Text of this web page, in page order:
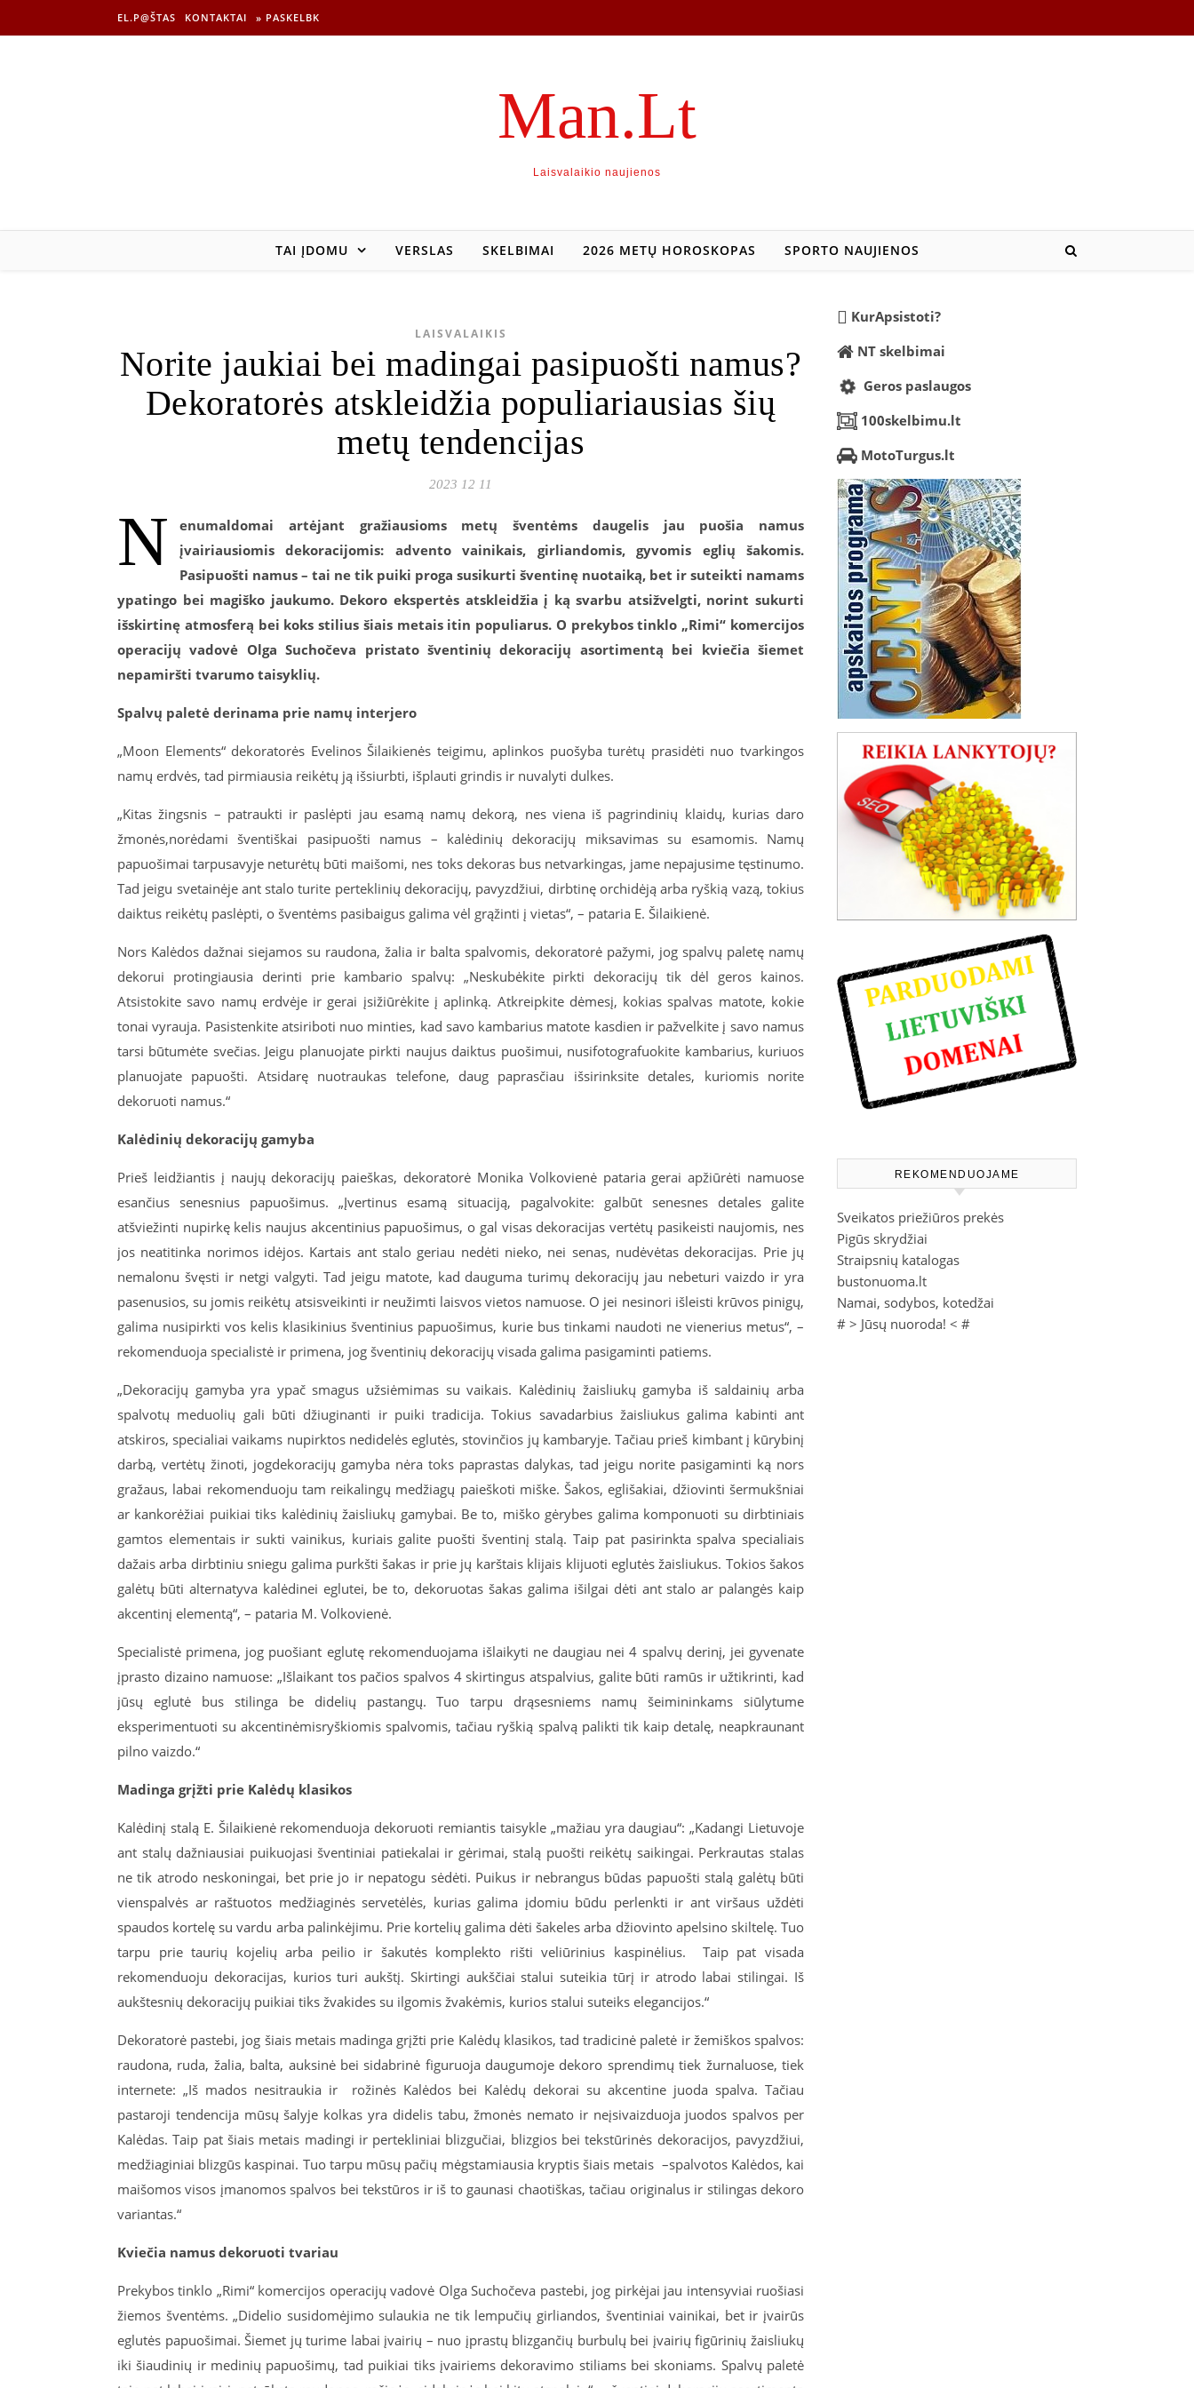
EL.P@ŠTAS KONTAKTAI » PASKELBK
Man.Lt
Laisvalaikio naujienos
TAI ĮDOMU VERSLAS SKELBIMAI 2026 METŲ HOROSKOPAS SPORTO NAUJIENOS
LAISVALAIKIS
Norite jaukiai bei madingai pasipuošti namus?
Dekoratorės atskleidžia populiariausias šių
metų tendencijas
2023 12 11
N enumaldomai artėjant gražiausioms metų šventėms daugelis jau puošia namus
įvairiausiomis dekoracijomis: advento vainikais, girliandomis, gyvomis eglių šakomis.
Pasipuošti namus – tai ne tik puiki proga susikurti šventinę nuotaiką, bet ir suteikti namams
ypatingo bei magiško jaukumo. Dekoro ekspertės atskleidžia į ką svarbu atsižvelgti, norint sukurti
išskirtinę atmosferą bei koks stilius šiais metais itin populiarus. O prekybos tinklo „Rimi“ komercijos
operacijų vadovė Olga Suchočeva pristato šventinių dekoracijų asortimentą bei kviečia šiemet
nepamiršti tvarumo taisyklių.
Spalvų paletė derinama prie namų interjero
„Moon Elements“ dekoratorės Evelinos Šilaikienės teigimu, aplinkos puošyba turėtų prasidėti nuo tvarkingos
namų erdvės, tad pirmiausia reikėtų ją išsiurbti, išplauti grindis ir nuvalyti dulkes.
„Kitas žingsnis – patraukti ir paslėpti jau esamą namų dekorą, nes viena iš pagrindinių klaidų, kurias daro
žmonės,norėdami šventiškai pasipuošti namus – kalėdinių dekoracijų miksavimas su esamomis. Namų
papuošimai tarpusavyje neturėtų būti maišomi, nes toks dekoras bus netvarkingas, jame nepajusime tęstinumo.
Tad jeigu svetainėje ant stalo turite perteklinių dekoracijų, pavyzdžiui, dirbtinę orchidėją arba ryškią vazą, tokius
daiktus reikėtų paslėpti, o šventėms pasibaigus galima vėl grąžinti į vietas“, – pataria E. Šilaikienė.
Nors Kalėdos dažnai siejamos su raudona, žalia ir balta spalvomis, dekoratorė pažymi, jog spalvų paletę namų
dekorui protingiausia derinti prie kambario spalvų: „Neskubėkite pirkti dekoracijų tik dėl geros kainos.
Atsistokite savo namų erdvėje ir gerai įsižiūrėkite į aplinką. Atkreipkite dėmesį, kokias spalvas matote, kokie
tonai vyrauja. Pasistenkite atsiriboti nuo minties, kad savo kambarius matote kasdien ir pažvelkite į savo namus
tarsi būtumėte svečias. Jeigu planuojate pirkti naujus daiktus puošimui, nusifotografuokite kambarius, kuriuos
planuojate papuošti. Atsidarę nuotraukas telefone, daug paprasčiau išsirinksite detales, kuriomis norite
dekoruoti namus.“
Kalėdinių dekoracijų gamyba
Prieš leidžiantis į naujų dekoracijų paieškas, dekoratorė Monika Volkovienė pataria gerai apžiūrėti namuose
esančius senesnius papuošimus. „Įvertinus esamą situaciją, pagalvokite: galbūt senesnes detales galite
atšviežinti nupirkę kelis naujus akcentinius papuošimus, o gal visas dekoracijas vertėtų pasikeisti naujomis, nes
jos neatitinka norimos idėjos. Kartais ant stalo geriau nedėti nieko, nei senas, nudėvėtas dekoracijas. Prie jų
nemalonu švęsti ir netgi valgyti. Tad jeigu matote, kad dauguma turimų dekoracijų jau nebeturi vaizdo ir yra
pasenusios, su jomis reikėtų atsisveikinti ir neužimti laisvos vietos namuose. O jei nesinori išleisti krūvos pinigų,
galima nusipirkti vos kelis klasikinius šventinius papuošimus, kurie bus tinkami naudoti ne vienerius metus“, –
rekomenduoja specialistė ir primena, jog šventinių dekoracijų visada galima pasigaminti patiems.
„Dekoracijų gamyba yra ypač smagus užsiėmimas su vaikais. Kalėdinių žaisliukų gamyba iš saldainių arba
spalvotų meduolių gali būti džiuginanti ir puiki tradicija. Tokius savadarbius žaisliukus galima kabinti ant
atskiros, specialiai vaikams nupirktos nedidelės eglutės, stovinčios jų kambaryje. Tačiau prieš kimbant į kūrybinį
darbą, vertėtų žinoti, jogdekoracijų gamyba nėra toks paprastas dalykas, tad jeigu norite pasigaminti ką nors
gražaus, labai rekomenduoju tam reikalingų medžiagų paieškoti miške. Šakos, eglišakiai, džiovinti šermukšniai
ar kankorėžiai puikiai tiks kalėdinių žaisliukų gamybai. Be to, miško gėrybes galima komponuoti su dirbtiniais
gamtos elementais ir sukti vainikus, kuriais galite puošti šventinį stalą. Taip pat pasirinkta spalva specialiais
dažais arba dirbtiniu sniegu galima purkšti šakas ir prie jų karštais klijais klijuoti eglutės žaisliukus. Tokios šakos
galėtų būti alternatyva kalėdinei eglutei, be to, dekoruotas šakas galima išilgai dėti ant stalo ar palangės kaip
akcentinį elementą“, – pataria M. Volkovienė.
Specialistė primena, jog puošiant eglutę rekomenduojama išlaikyti ne daugiau nei 4 spalvų derinį, jei gyvenate
įprasto dizaino namuose: „Išlaikant tos pačios spalvos 4 skirtingus atspalvius, galite būti ramūs ir užtikrinti, kad
jūsų eglutė bus stilinga be didelių pastangų. Tuo tarpu drąsesniems namų šeimininkams siūlytume
eksperimentuoti su akcentinėmisryškiomis spalvomis, tačiau ryškią spalvą palikti tik kaip detalę, neapkraunant
pilno vaizdo.“
Madinga grįžti prie Kalėdų klasikos
Kalėdinį stalą E. Šilaikienė rekomenduoja dekoruoti remiantis taisykle „mažiau yra daugiau“: „Kadangi Lietuvoje
ant stalų dažniausiai puikuojasi šventiniai patiekalai ir gėrimai, stalą puošti reikėtų saikingai. Perkrautas stalas
ne tik atrodo neskoningai, bet prie jo ir nepatogu sėdėti. Puikus ir nebrangus būdas papuošti stalą galėtų būti
vienspalvės ar raštuotos medžiaginės servetėlės, kurias galima įdomiu būdu perlenkti ir ant viršaus uždėti
spaudos kortelę su vardu arba palinkėjimu. Prie kortelių galima dėti šakeles arba džiovinto apelsino skiltelę. Tuo
tarpu prie taurių kojelių arba peilio ir šakutės komplekto rišti veliūrinius kaspinėlius.
Taip pat visada
rekomenduoju dekoracijas, kurios turi aukštį. Skirtingi aukščiai stalui suteikia tūrį ir atrodo labai stilingai. Iš
aukštesnių dekoracijų puikiai tiks žvakides su ilgomis žvakėmis, kurios stalui suteiks elegancijos.“
Dekoratorė pastebi, jog šiais metais madinga grįžti prie Kalėdų klasikos, tad tradicinė paletė ir žemiškos spalvos:
raudona, ruda, žalia, balta, auksinė bei sidabrinė figuruoja daugumoje dekoro sprendimų tiek žurnaluose, tiek
internete: „Iš mados nesitraukia ir
rožinės Kalėdos bei Kalėdų dekorai su akcentine juoda spalva. Tačiau
pastaroji tendencija mūsų šalyje kolkas yra didelis tabu, žmonės nemato ir neįsivaizduoja juodos spalvos per
Kalėdas. Taip pat šiais metais madingi ir pertekliniai blizgučiai, blizgios bei tekstūrinės dekoracijos, pavyzdžiui,
medžiaginiai blizgūs kaspinai. Tuo tarpu mūsų pačių mėgstamiausia kryptis šiais metais –spalvotos Kalėdos, kai
maišomos visos įmanomos spalvos bei tekstūros ir iš to gaunasi chaotiškas, tačiau originalus ir stilingas dekoro
variantas.“
Kviečia namus dekoruoti tvariau
Prekybos tinklo „Rimi“ komercijos operacijų vadovė Olga Suchočeva pastebi, jog pirkėjai jau intensyviai ruošiasi
žiemos šventėms. „Didelio susidomėjimo sulaukia ne tik lempučių girliandos, šventiniai vainikai, bet ir įvairūs
eglutės papuošimai. Šiemet jų turime labai įvairių – nuo įprastų blizgančių burbulų bei įvairių figūrinių žaisliukų
iki šiaudinių ir medinių papuošimų, tad puikiai tiks įvairiems dekoravimo stiliams bei skoniams. Spalvų paletė
KurApsistoti?
NT skelbimai
Geros paslaugos
100skelbimu.lt
MotoTurgus.lt
REKOMENDUOJAME
Sveikatos priežiūros prekės
Pigūs skrydžiai
Straipsnių katalogas
bustonuoma.lt
Namai, sodybos, kotedžai
# > Jūsų nuoroda! < #